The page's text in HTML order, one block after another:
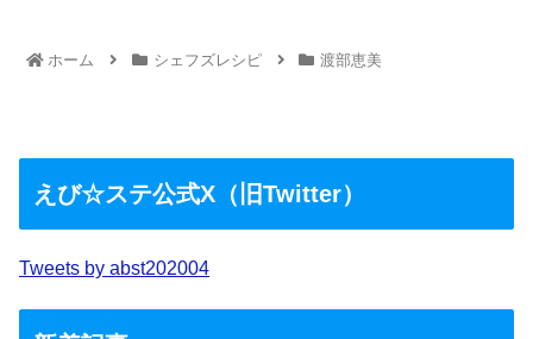
ホーム シェフズレシピ 渡部恵美
えび☆ステ公式X（旧Twitter）
Tweets by abst202004